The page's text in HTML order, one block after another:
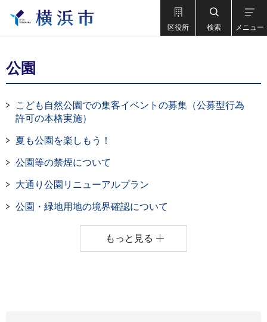
区役所 検索 メニュー
公園
こども自然公園での集客イベントの募集（公募型行為
許可の本格実施）
夏も公園を楽しもう！
公園等の禁煙について
大通り公園リニューアルプラン
公園・緑地用地の境界確認について
もっと見る